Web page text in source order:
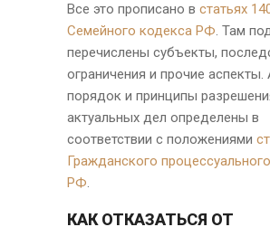
Все это прописано в статьях
Семейного кодекса РФ. Там
перечислены субъекты,
ограничения и прочие аспекты.
порядок и принципы
актуальных дел определены в
соответствии с положениями
Гражданского
РФ.
КАК ОТКАЗАТЬСЯ ОТ